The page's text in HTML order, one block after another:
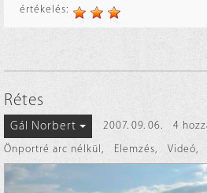
értékelés:
Rétes
Gál Norbert 2007. 09. 06.
4
Önportré arc nélkül , Elemzés, Videó,